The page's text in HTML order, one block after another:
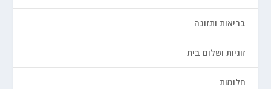
בריאות ותזונה
זוגיות ושלום בית
חלומות